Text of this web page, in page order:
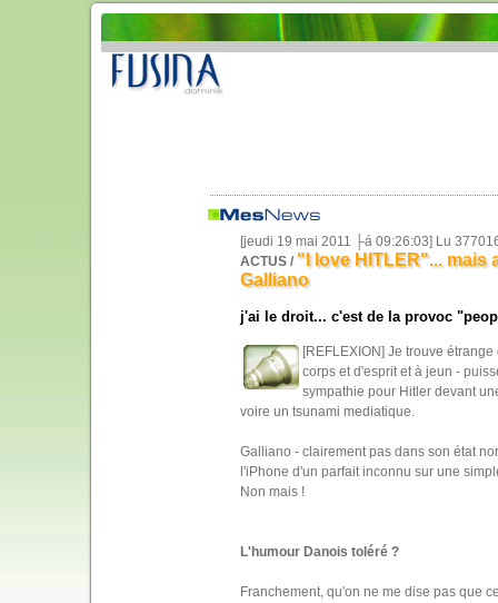
[jeudi 19 mai 2011 ├á 09:26:03] Lu
ACTUS / "I love HITLER"... mais
Galliano
j'ai le droit... c'est de la provoc
[REFLEXION] Je trouve
corps et d'esprit et à jeun -
sympathie pour Hitler devant
voire un tsunami mediatique.
Galliano - clairement pas dans son état
l'iPhone d'un parfait inconnu sur une
Non mais !
L'humour Danois toléré ?
Franchement, qu'on ne me dise pas que